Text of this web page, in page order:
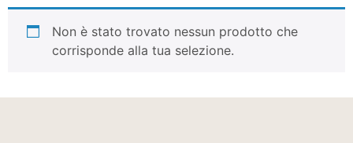
Non è stato trovato nessun prodotto che
corrisponde alla tua selezione.